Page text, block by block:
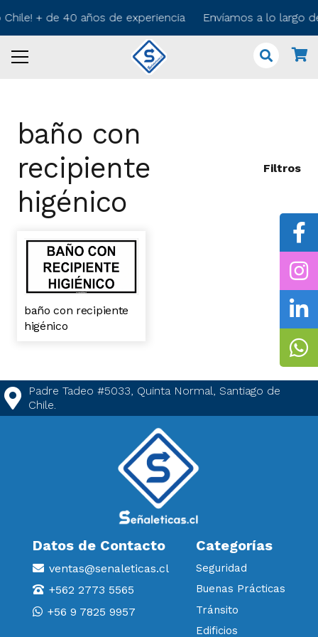
Chile! + de 40 años de experiencia Envíamos a lo
baño con
recipiente
higénico
Filtros
baño con recipiente
higénico
Padre Tadeo #5033, Quinta Normal, Santiago de
Chile.
Datos de Contacto
ventas@senaleticas.cl
+562 2773 5565
+56 9 7825 9957
Categorías
Seguridad
Buenas Prácticas
Tránsito
Edificios